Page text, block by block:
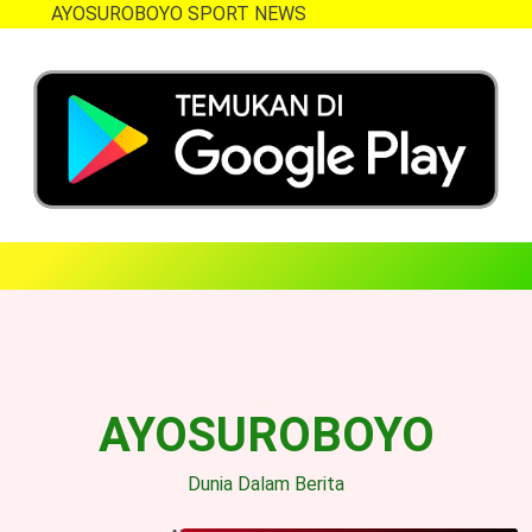
AYOSUROBOYO SPORT NEWS
AYOSUROBOYO
Dunia Dalam Berita